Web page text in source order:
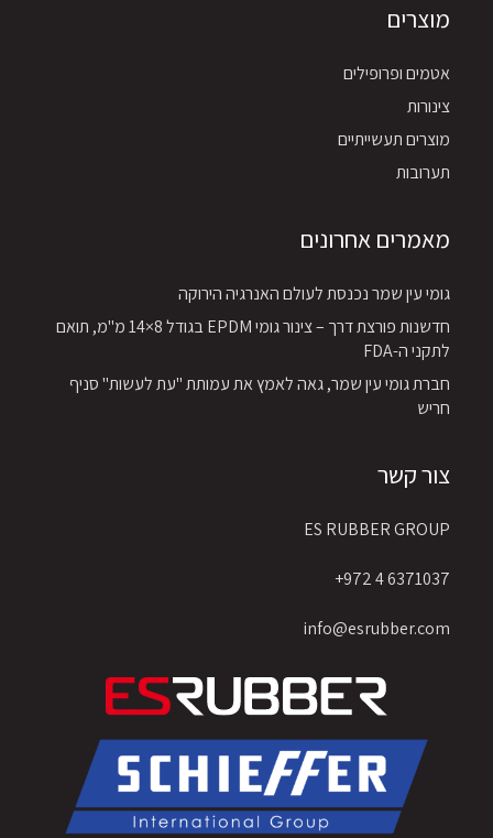
מוצרים
אטמים ופרופילים
צינורות
מוצרים תעשייתיים
תערובות
מאמרים אחרונים
גומי עין שמר נכנסת לעולם האנרגיה הירוקה
חדשנות פורצת דרך – צינור גומי EPDM בגודל 8×14 מ"מ, תואם
לתקני ה-FDA
חברת גומי עין שמר, גאה לאמץ את עמותת "עת לעשות" סניף
חריש
צור קשר
ES RUBBER GROUP
6371037 4 972+
info@esrubber.com